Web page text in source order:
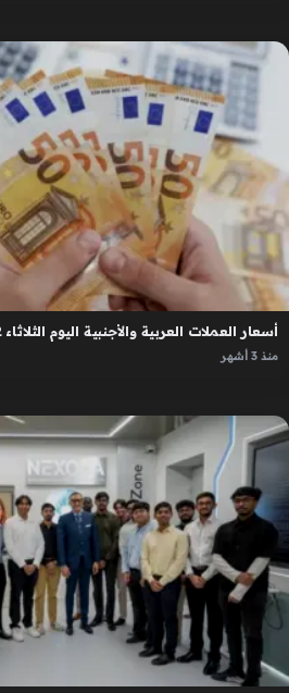
أسعار العملات العربية والأجنبية اليوم الثلاثاء 12 مايو 2026
منذ 3 أشهر